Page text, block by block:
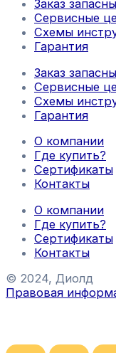
Заказ
Сервисные
Схемы
Гарантия
Заказ
Сервисные
Схемы
Гарантия
О компании
Где купить?
Сертификаты
Контакты
О компании
Где купить?
Сертификаты
Контакты
© 2024, Диолд
Правовая